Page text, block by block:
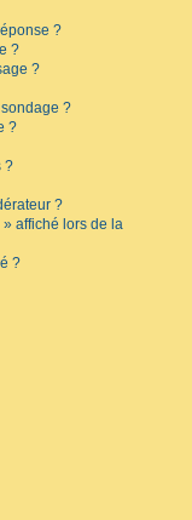
?
?
?
?
?
?
?
affiché lors de la
?